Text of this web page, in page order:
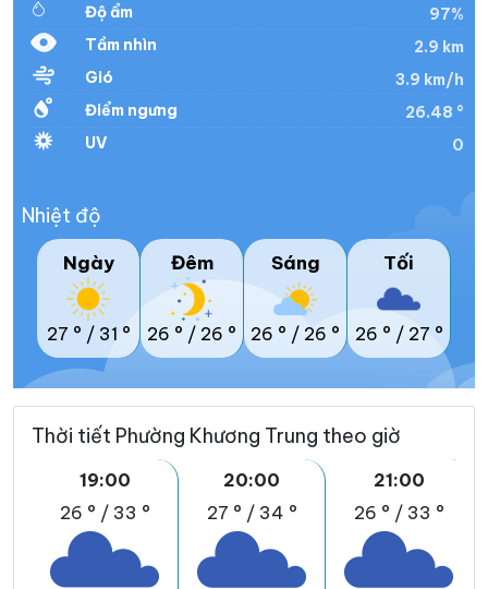
Độ ẩm
97%
Tầm nhìn
2.9 km
Gió
3.9 km/h
Điểm ngưng
26.48 °
UV
0
Nhiệt độ
Ngày
27 ° / 31 °
Đêm
26 ° / 26 °
Sáng
26 ° / 26 °
Tối
26 ° / 27 °
Thời tiết Phường Khương Trung theo giờ
19:00
26 ° / 33 °
20:00
27 ° / 34 °
21:00
26 ° / 33 °